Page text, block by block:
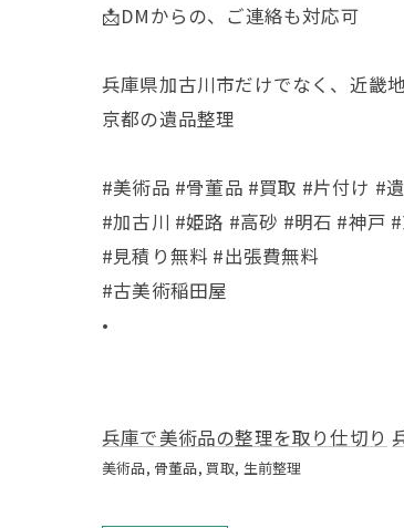
📩DMからの、ご連絡も対応可
兵庫県加古川市だけでなく、近畿
京都の遺品整理
#美術品 #骨董品 #買取 #片付け #
#加古川 #姫路 #高砂 #明石 #神戸
#見積り無料 #出張費無料
#古美術稲田屋
•
兵庫で美術品の整理を取り仕切り
美術品 骨董品 買取 生前整理